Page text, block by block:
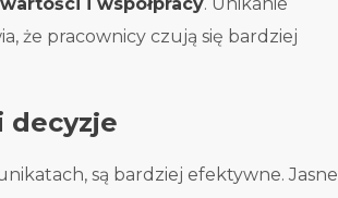
że pracownicy czują się bardziej
decyzje
są bardziej efektywne. Jasne